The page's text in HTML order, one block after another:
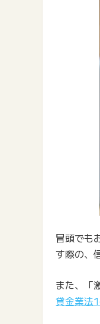
冒頭でも
す際の、
また、「
貸金業法